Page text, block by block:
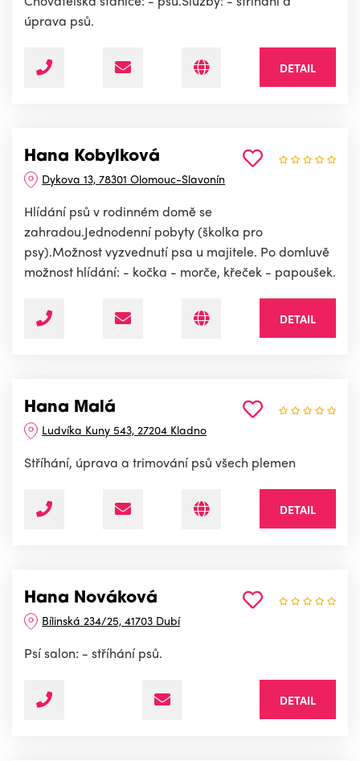
úprava psů.
DETAIL
Hana Kobylková
Dykova 13, 78301 Olomouc-Slavonín
Hlídání psů v rodinném domě se
zahradou.Jednodenní pobyty (školka pro
psy).Možnost vyzvednutí psa u majitele. Po domluvě
možnost hlídání: - kočka - morče, křeček - papoušek.
DETAIL
Hana Malá
Ludvíka Kuny 543, 27204 Kladno
Stříhání, úprava a trimování psů všech plemen
DETAIL
Hana Nováková
Bílinská 234/25, 41703 Dubí
Psí salon: - stříhání psů.
DETAIL